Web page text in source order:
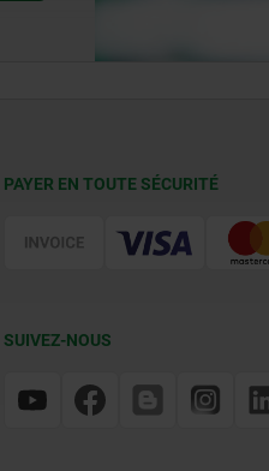
PAYER EN TOUTE SÉCURITÉ
SUIVEZ-NOUS